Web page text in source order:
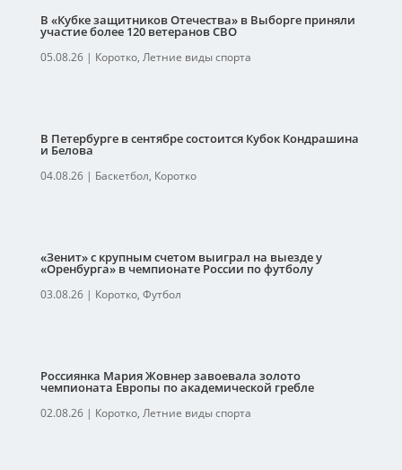
В «Кубке защитников Отечества» в Выборге приняли
участие более 120 ветеранов СВО
05.08.26| Коротко, Летние виды спорта
В Петербурге в сентябре состоится Кубок Кондрашина
и Белова
04.08.26| Баскетбол, Коротко
«Зенит» с крупным счетом выиграл на выезде у
«Оренбурга» в чемпионате России по футболу
03.08.26| Коротко, Футбол
Россиянка Мария Жовнер завоевала золото
чемпионата Европы по академической гребле
02.08.26| Коротко, Летние виды спорта